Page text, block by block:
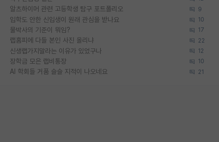
알츠하이머 관련 고등학생 탐구 포트폴리오 9
입학도 안한 신입생이 원래 관심을 받나요 10
물박사의 기준이 뭐임? 17
랩홈피에 다들 본인 사진 올리냐 22
신생랩가지말라는 이유가 있었구나 12
장학금 모은 랩비통장 10
AI 학회들 거품 슬슬 지적이 나오네요 21